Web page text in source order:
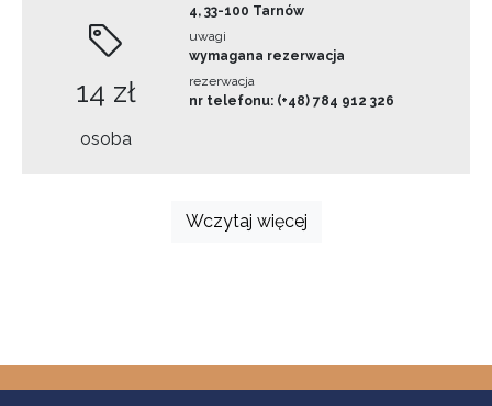
14 zł
osoba
4, 33-100 Tarnów
uwagi
wymagana rezerwacja
rezerwacja
nr telefonu: (+48) 784 912 326
Wczytaj więcej